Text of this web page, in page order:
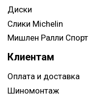
Диски
Слики Michelin
Мишлен Ралли Спорт
Клиентам
Оплата и доставка
Шиномонтаж